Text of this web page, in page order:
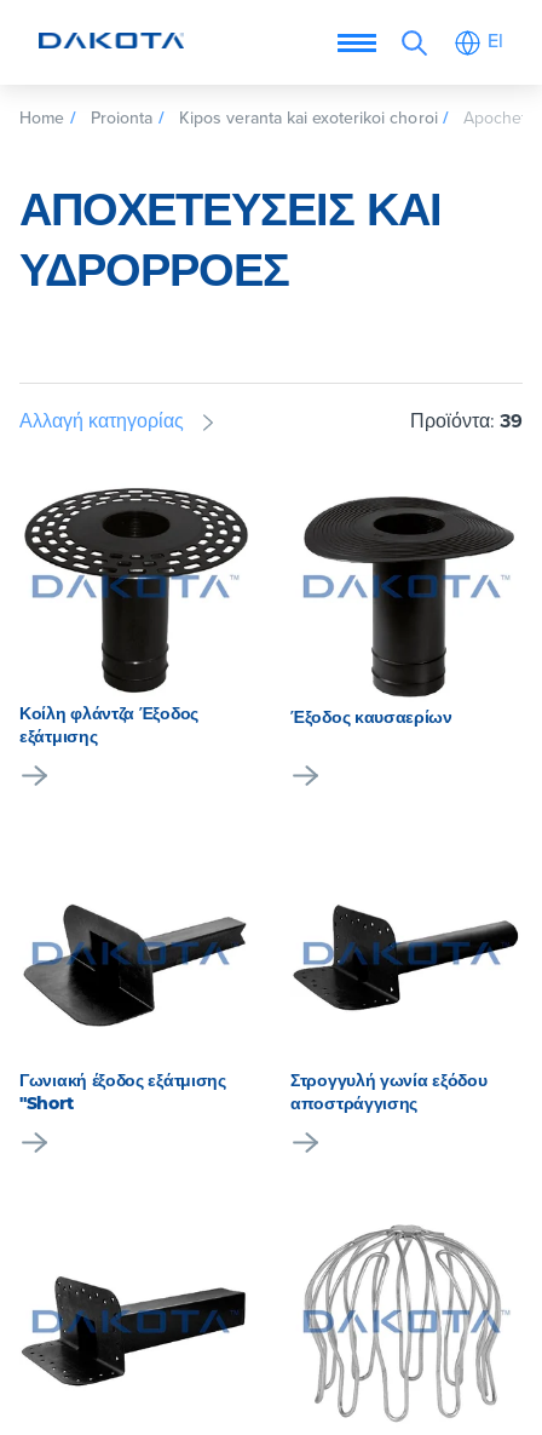
El
Home Proionta Kipos veranta kai exoterikoi choroi
ΑΠΟΧΕΤΕΎΣΕΙΣ ΚΑΙ
ΥΔΡΟΡΡΟΈΣ
Αλλαγή κατηγορίας Προϊόντα: 39
Κοίλη φλάντζα Έξοδος
εξάτμισης
Έξοδος καυσαερίων
Γωνιακή έξοδος εξάτμισης
"Short
Στρογγυλή γωνία εξόδου
αποστράγγισης